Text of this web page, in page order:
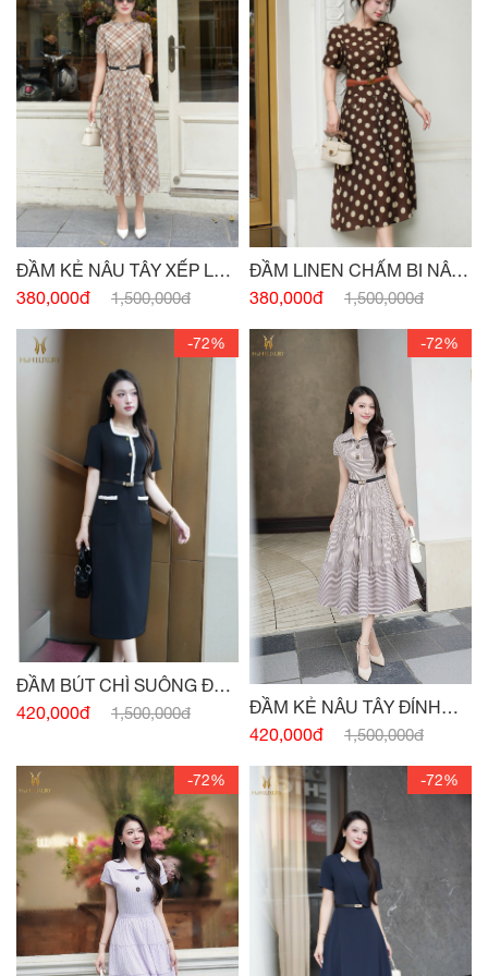
ĐẦM KẺ NÂU TÂY XẾP LY
THÂN
380,000đ 1,500,000đ
ĐẦM LINEN CHẤM BI NÂU
TÂY ĐÍNH CÚC
380,000đ 1,500,000đ
-72%
ĐẦM BÚT CHÌ SUÔNG ĐEN
HAI TÚI
420,000đ 1,500,000đ
-72%
ĐẦM KẺ NÂU TÂY ĐÍNH
CÚC
420,000đ 1,500,000đ
-72% -72%